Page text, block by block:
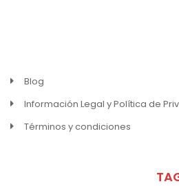
Blog
Información Legal y Política de
Términos y condiciones